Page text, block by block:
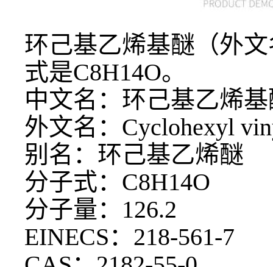
环己基乙烯基醚（外
式是C8H14O。
中文名：环己基乙烯
外文名： Cyclohexyl
别名：环己基乙烯醚
分子式： C8H14O
分子量： 126.2
EINECS：218-561-7